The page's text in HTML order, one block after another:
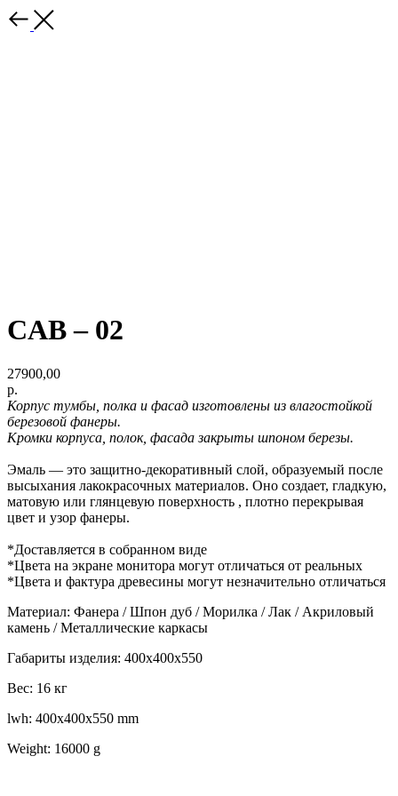
CAB – 02
27900,00
р.
Корпус тумбы, полка и фасад изготовлены из влагостойкой
березовой фанеры.
Кромки корпуса, полок, фасада закрыты шпоном березы.
Эмаль — это защитно-декоративный слой, образуемый после
высыхания лакокрасочных материалов. Оно создает, гладкую,
матовую или глянцевую поверхность , плотно перекрывая
цвет и узор фанеры.
*Доставляется в собранном виде
*Цвета на экране монитора могут отличаться от реальных
*Цвета и фактура древесины могут незначительно отличаться
Материал: Фанера / Шпон дуб / Морилка / Лак / Акриловый
камень / Металлические каркасы
Габариты изделия: 400x400x550
Вес: 16 кг
lwh: 400x400x550 mm
Weight: 16000 g